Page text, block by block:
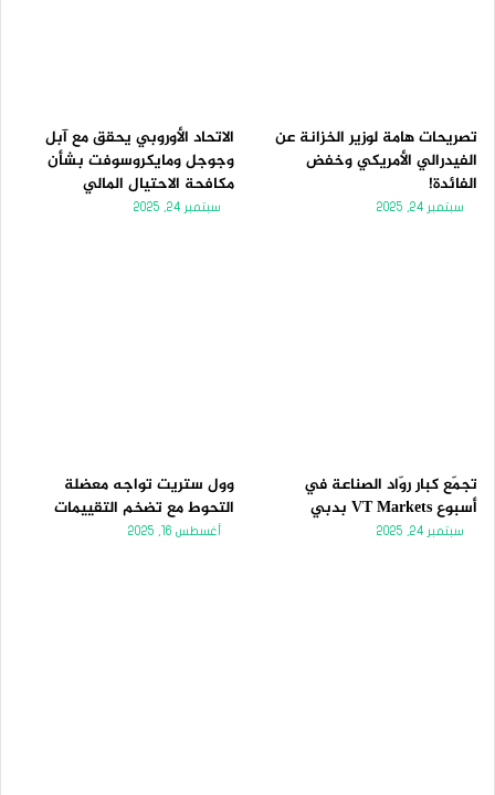
تصريحات هامة لوزير الخزانة عن
الفيدرالي الأمريكي وخفض
الفائدة!
سبتمبر 24, 2025
الاتحاد الأوروبي يحقق مع آبل
وجوجل ومايكروسوفت بشأن
مكافحة الاحتيال المالي
سبتمبر 24, 2025
تجمّع كبار روّاد الصناعة في
أسبوع VT Markets بدبي
سبتمبر 24, 2025
وول ستريت تواجه معضلة
التحوط مع تضخم التقييمات
أغسطس 16, 2025